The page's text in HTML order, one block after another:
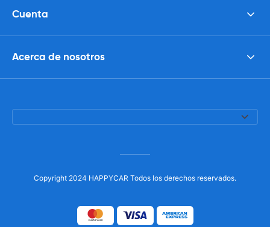
Cuenta
Acerca de nosotros
Copyright 2024 HAPPYCAR Todos los derechos reservados.